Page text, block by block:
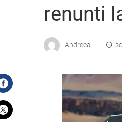
renunti
Andreea
Facebook